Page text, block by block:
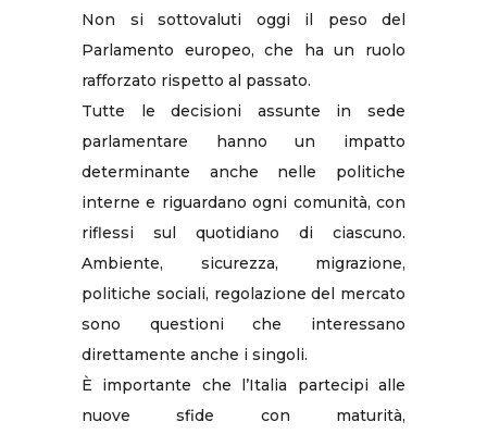
Non si sottovaluti oggi il peso del
Parlamento europeo, che ha un ruolo
rafforzato rispetto al passato.
Tutte le decisioni assunte in sede
parlamentare hanno un impatto
determinante anche nelle politiche
interne e riguardano ogni comunità, con
riflessi sul quotidiano di ciascuno.
Ambiente, sicurezza, migrazione,
politiche sociali, regolazione del mercato
sono questioni che interessano
direttamente anche i singoli.
È importante che l’Italia partecipi alle
nuove sfide con maturità,